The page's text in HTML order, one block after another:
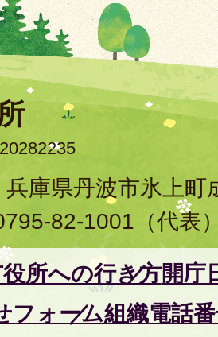
庫県丹波市氷上町
82-1001 （代表
所への行き方開庁
フォーム組織電話